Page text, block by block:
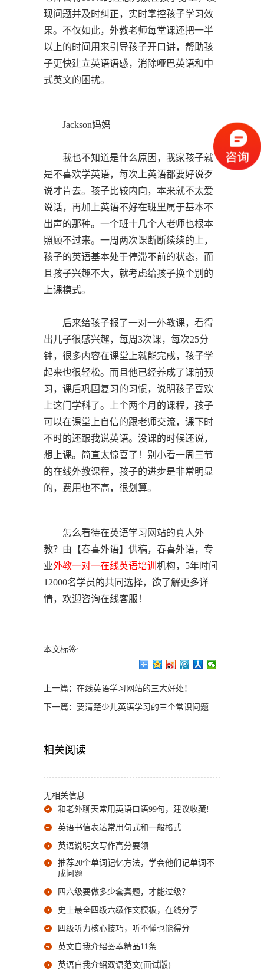
现问题并及时纠正，实时掌控孩子学习效
果。不仅如此，外教老师每堂课还把一半
以上的时间用来引导孩子开口讲，帮助孩
子更快建立英语语感，消除哑巴英语和中
式英文的困扰。
Jackson妈妈
我也不知道是什么原因，我家孩子就
是不喜欢学英语，每次上英语都要好说歹
说才肯去。孩子比较内向，本来就不太爱
说话，再加上英语不好在班里属于基本不
出声的那种。一个班十几个人老师也根本
照顾不过来。一周两次课断断续续的上，
孩子的英语基本处于停滞不前的状态，而
且孩子兴趣不大，就考虑给孩子换个别的
上课模式。
后来给孩子报了一对一外教课，看得
出儿子很感兴趣，每周3次课，每次25分
钟，很多内容在课堂上就能完成，孩子学
起来也很轻松。而且他已经养成了课前预
习，课后巩固复习的习惯，说明孩子喜欢
上这门学科了。上个两个月的课程，孩子
可以在课堂上自信的跟老师交流，课下时
不时的还跟我说英语。没课的时候还说，
想上课。简直太惊喜了！别小看一周三节
的在线外教课程，孩子的进步是非常明显
的，费用也不高，很划算。
怎么看待在英语学习网站的真人外
教？由【春喜外语】供稿，春喜外语，专
业外教一对一在线英语培训 机构，5年时间
12000名学员的共同选择，欲了解更多详
情，欢迎咨询在线客服！
本文标签:
上一篇： 在线英语学习网站的三大好处！
下一篇： 要清楚少儿英语学习的三个常识问题
相关阅读
无相关信息
和老外聊天常用英语口语99句，建议收藏!
英语书信表达常用句式和一般格式
英语说明文写作高分要领
推荐20个单词记忆方法，学会他们记单词不
成问题
四六级要做多少套真题，才能过级？
史上最全四级六级作文模板，在线分享
四级听力核心技巧，听不懂也能得分
英文自我介绍荟萃精品11条
英语自我介绍双语范文(面试版)